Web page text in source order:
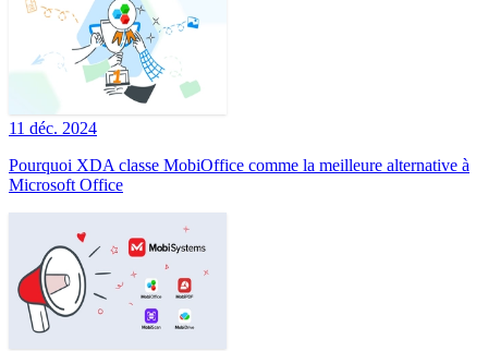
11 déc. 2024
Pourquoi XDA classe MobiOffice comme la meilleure alternative à
Microsoft Office